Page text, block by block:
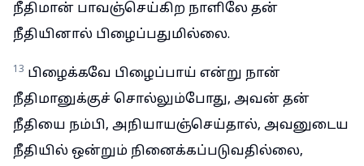
நீதிமான் பாவஞ்செய்கிற நாளிலே தன்
நீதியினால் பிழைப்பதுமில்லை.
13 பிழைக்கவே பிழைப்பாய் என்று நான்
நீதிமானுக்குச் சொல்லும்போது, அவன் தன்
நீதியை நம்பி, அநியாயஞ்செய்தால், அவனுடைய
நீதியில் ஒன்றும் நினைக்கப்படுவதில்லை,